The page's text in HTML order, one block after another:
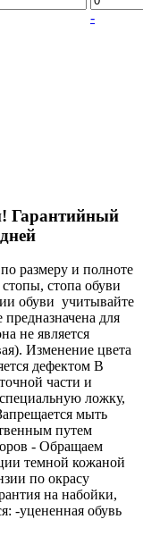
-
Гарантийный
размеру и полноте
стопа обуви
обуви учитывайте
для
не является
Изменение цвета
дефектом В
части и
ложку,
мыть
путем
- Обращаем
темной кожаной
по окрасу
на набойки,
-уцененная обувь